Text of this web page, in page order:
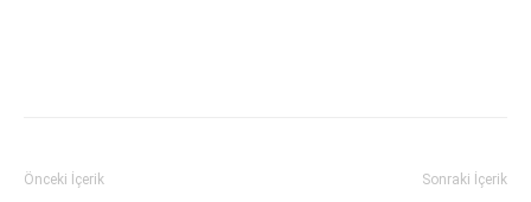
Önceki İçerik Sonraki İçerik